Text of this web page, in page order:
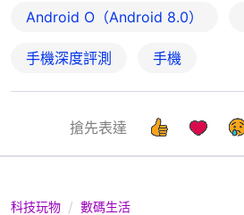
Android O（Android 8.0）
手機深度評測 手機
搶先表達
科技玩物 數碼生活